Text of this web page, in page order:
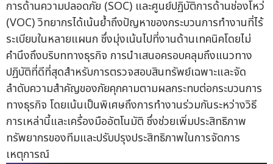
การด้านความปลอดภัย (SOC) และศูนย์ปฏิบัติการด้านช่องโหว่
(VOC) วิทยากรได้เน้นย้ำถึงปัญหาของกระบวนการทำงานที่ไร้
ระเบียบในหลายแผนก ซึ่งมุ่งเน้นไปที่งานด้านเทคนิคโดยไม่
คำนึงถึงบริบททางธุรกิจ การนำเสนอครอบคลุมถึงแนวทาง
ปฏิบัติที่ดีที่สุดสำหรับการตรวจสอบสินทรัพย์เฉพาะและจัด
ลำดับความสำคัญของภัยคุกคามตามผลกระทบต่อกระบวนการ
ทางธุรกิจ โดยเน้นเป็นพิเศษถึงการทำงานร่วมกันระหว่างวิธี
การเหล่านี้และเครื่องมืออัตโนมัติ ซึ่งช่วยเพิ่มประสิทธิภาพ
ทรัพยากรของทีมและปรับปรุงประสิทธิภาพในการจัดการ
เหตุการณ์